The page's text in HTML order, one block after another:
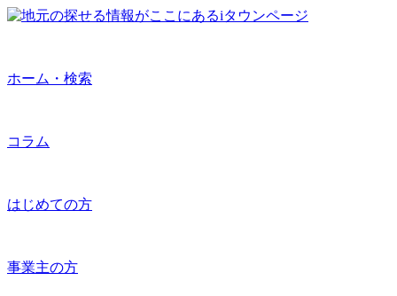
ホーム・検索
コラム
はじめての方
事業主の方